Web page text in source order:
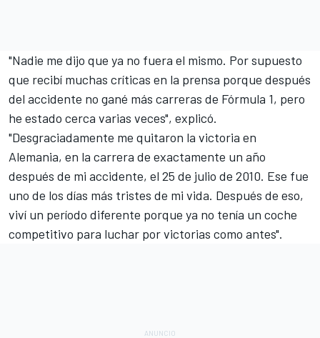
"Nadie me dijo que ya no fuera el mismo. Por supuesto
que recibí muchas críticas en la prensa porque después
del accidente no gané más carreras de Fórmula 1, pero
he estado cerca varias veces", explicó.
"Desgraciadamente me quitaron la victoria en
Alemania, en la carrera de exactamente un año
después de mi accidente, el 25 de julio de 2010. Ese fue
uno de los días más tristes de mi vida. Después de eso,
viví un período diferente porque ya no tenía un coche
competitivo para luchar por victorias como antes".